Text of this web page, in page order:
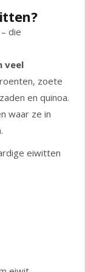
die
veel
zoete
en quinoa.
waar ze in
eiwitten